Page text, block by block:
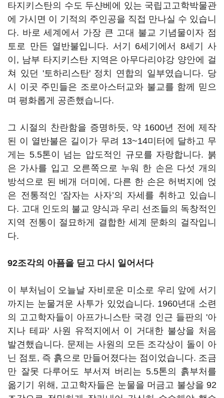
타지키스탄의 수도 두샨베에 있는 국립고고학박물관
에 가시면 이 기적의 주인공을 직접 만나실 수 있습니
다. 바로 세계에서 가장 큰 고대 불교 기념물이자 점
토로 만든 열반불입니다. 서기 6세기에서 8세기 사
이, 남부 타지키스탄 지역은 아무다리야강 양안에 걸
쳐 있던 '토하리스탄' 정치 연합의 일부였습니다. 당
시 이곳 주민들은 조로아스터교와 불교를 함께 믿으
며 평화롭게 공존했습니다.
그 시절의 찬란함을 증명하듯, 약 1600년 전에 제작
된 이 열반불은 길이가 무려 13~14미터에 달하고 무
게는 5.5톤이 넘는 압도적인 규모를 자랑합니다. 붉
은 가사를 입고 오른쪽으로 누워 한 손은 다섯 개의
방석으로 된 베개 더미에, 다른 한 손은 허벅지에 얹
은 전통적인 '잠자는 사자’의 자세를 취하고 있습니
다. 고대 인도의 불교 양식과 우리 선조들의 독창적인
지역 전통이 절묘하게 결합한 세계 문화의 걸작입니
다.
92조각의 아픔을 딛고 다시 일어서다
이 부처님이 오늘날 자비로운 미소로 우리 앞에 서기
까지는 눈물겨운 사투가 있었습니다. 1960년대 소련
의 고고학자들이 아프가니스탄 국경 인근 들판의 '아
지나 테파' 사원 유적지에서 이 거대한 불상을 처음
발견했습니다. 문제는 사원의 모든 조각상이 돌이 아
닌 점토, 즉 흙으로 만들어졌다는 점이었습니다. 조금
만 잘못 다루어도 부서져 버리는 5.5톤의 흙부처를
옮기기 위해, 고고학자들은 눈물을 머금고 불상을 92